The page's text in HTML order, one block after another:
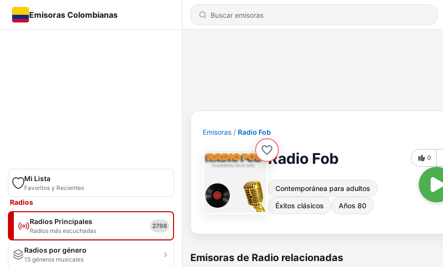
Emisoras Colombianas
Mi Lista
Favoritos y Recientes
Radios
Radios Principales
Radios más escuchadas
2798
Radios por género
15 géneros musicales
Emisoras Radio Fob
Radio Fob
Contemporánea para adultos
Éxitos clásicos Años 80
0
Emisoras de Radio relacionadas